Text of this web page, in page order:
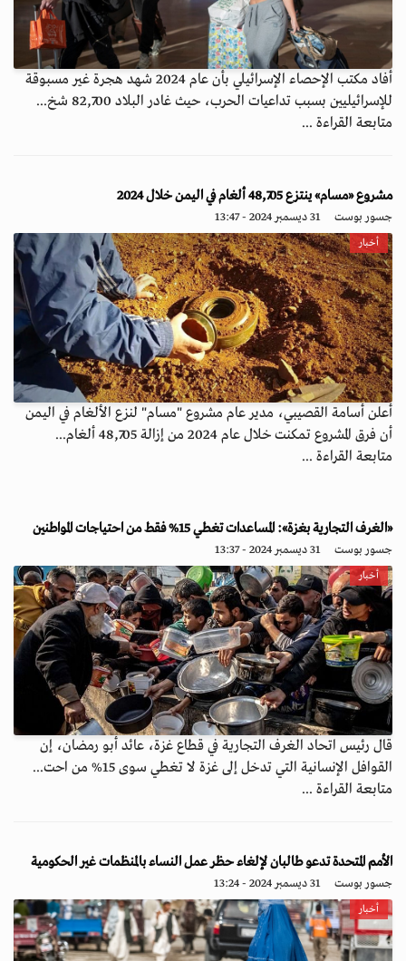
أفاد مكتب الإحصاء الإسرائيلي بأن عام 2024 شهد هجرة غير مسبوقة
للإسرائيليين بسبب تداعيات الحرب، حيث غادر البلاد 82,700 شخ...
متابعة القراءة ...
مشروع «مسام» ينتزع 48,705 ألغام في اليمن خلال 2024
جسور بوست 31 ديسمبر 2024 - 13:47
أخبار
أعلن أسامة القصيبي، مدير عام مشروع "مسام" لنزع الألغام في اليمن
أن فرق المشروع تمكنت خلال عام 2024 من إزالة 48,705 ألغام...
متابعة القراءة ...
«الغرف التجارية بغزة»: المساعدات تغطي 15% فقط من احتياجات المواطنين
جسور بوست 31 ديسمبر 2024 - 13:37
أخبار
قال رئيس اتحاد الغرف التجارية في قطاع غزة، عائد أبو رمضان، إن
القوافل الإنسانية التي تدخل إلى غزة لا تغطي سوى 15% من احت...
متابعة القراءة ...
الأمم المتحدة تدعو طالبان لإلغاء حظر عمل النساء بالمنظمات غير الحكومية
جسور بوست 31 ديسمبر 2024 - 13:24
أخبار